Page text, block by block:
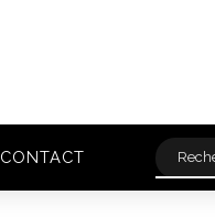
CONTACT